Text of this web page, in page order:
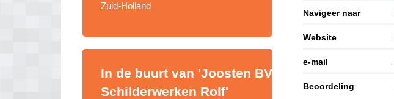
Zuid-Holland
In de buurt van 'Joosten BV
Schilderwerken Rolf'
Navigeer naar
Website
e-mail
Beoordeling